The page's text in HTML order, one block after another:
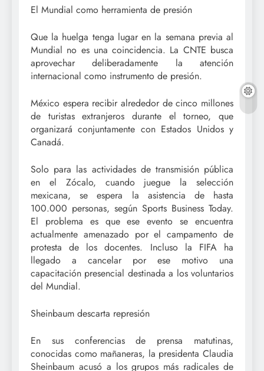
El Mundial como herramienta de presión
Que la huelga tenga lugar en la semana previa al
Mundial no es una coincidencia. La CNTE busca
aprovechar deliberadamente la atención
internacional como instrumento de presión.
México espera recibir alrededor de cinco millones
de turistas extranjeros durante el torneo, que
organizará conjuntamente con Estados Unidos y
Canadá.
Solo para las actividades de transmisión pública
en el Zócalo, cuando juegue la selección
mexicana, se espera la asistencia de hasta
100.000 personas, según Sports Business Today.
El problema es que ese evento se encuentra
actualmente amenazado por el campamento de
protesta de los docentes. Incluso la FIFA ha
llegado a cancelar por ese motivo una
capacitación presencial destinada a los voluntarios
del Mundial.
Sheinbaum descarta represión
En sus conferencias de prensa matutinas,
conocidas como mañaneras, la presidenta Claudia
Sheinbaum acusó a los grupos más radicales de